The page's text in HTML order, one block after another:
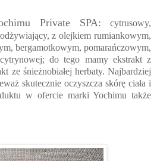
Private SPA: cytrusowy,
z olejkiem rumiankowym,
bergamotkowym, pomarańczowym,
do tego mamy ekstrakt z
ze śnieżnobiałej herbaty. Najbardziej
skutecznie oczyszcza skórę ciała i
w ofercie marki Yochimu także